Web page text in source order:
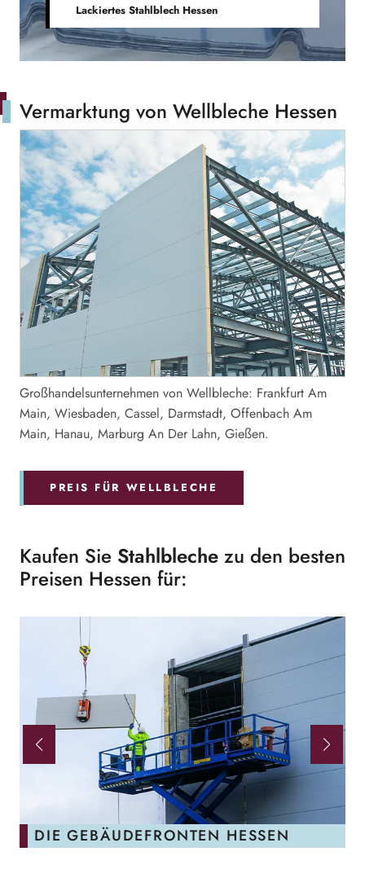
Lackiertes Stahlblech Hessen
Vermarktung von Wellbleche Hessen
Großhandelsunternehmen von Wellbleche: Frankfurt Am
Main, Wiesbaden, Cassel, Darmstadt, Offenbach Am
Main, Hanau, Marburg An Der Lahn, Gießen.
PREIS FÜR WELLBLECHE
Kaufen Sie Stahlbleche zu den besten
Preisen Hessen für:
DIE GEBÄUDEFRONTEN HESSEN